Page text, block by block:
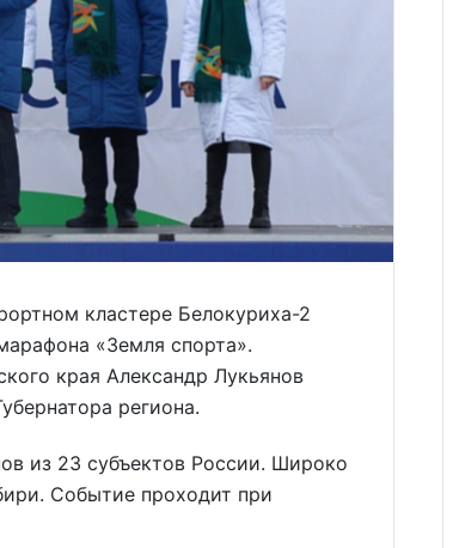
кластере Белокуриха-2
«Земля спорта».
края Александр Лукьянов
региона.
из 23 субъектов России. Широко
Событие проходит при